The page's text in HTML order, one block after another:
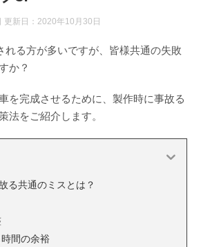
新日： 2020年10月30日
れる方が多いですが、皆様共通の失敗
か？
を完成させるために、製作時に事故る
法をご紹介します。
る共通のミスとは？
間の余裕